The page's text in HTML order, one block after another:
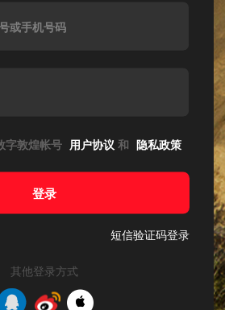
或手机号码
字敦煌帐号 用户协议 和 隐私政策
登录
短信验证码登录
其他登录方式